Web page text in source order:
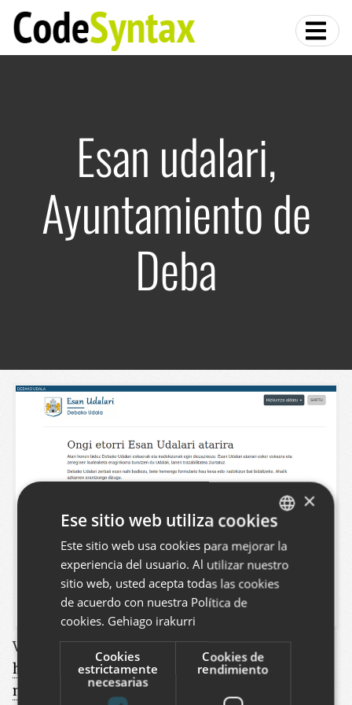
Esan udalari,
Ayuntamiento de
Deba
Ver este proyecto:
https://www.codesyntax.com/es/blog/gestion-
municipal/
BASQUE
SPANISH
×
Ese sitio web utiliza cookies
Este sitio web usa cookies para mejorar la
experiencia del usuario. Al utilizar nuestro
sitio web, usted acepta todas las cookies
de acuerdo con nuestra Política de
cookies. Gehiago irakurri
Cookies
estrictamente
necesarias
Cookies de
rendimiento